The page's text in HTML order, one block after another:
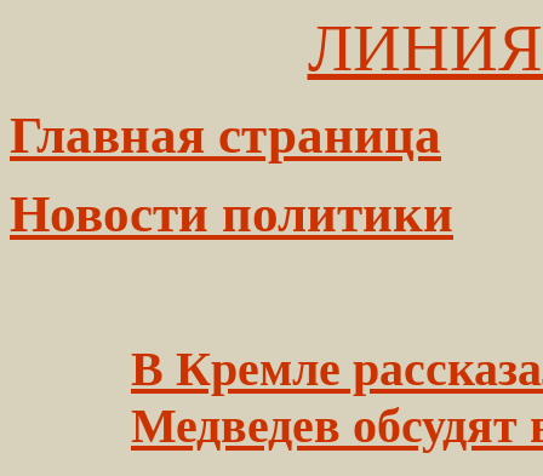
Главная страница
Новости политики
В Кремле
Медведев обсудят